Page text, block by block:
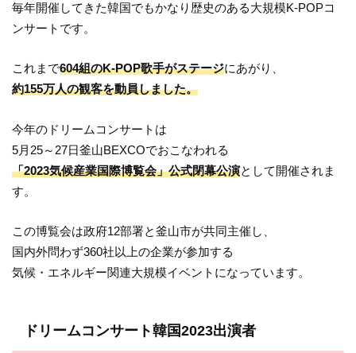
毎年開催してきた韓国でもかなり歴史のある大規模K-POPコ
ンサートです。
これまで604組のK-POP歌手がステージにあがり、
約155万人の観客を動員しました。
今年のドリームコンサートは
5月25～27日釜山BEXCOでおこなわれる
「2023気候産業国際博覧会」公式閉幕公演として開催されま
す。
この博覧会は政府12部署と釜山市が共同主催し、
国内外問わず360社以上の企業が参加する
気候・エネルギー関連大規模イベントになっています。
ドリームコンサート韓国2023出演者